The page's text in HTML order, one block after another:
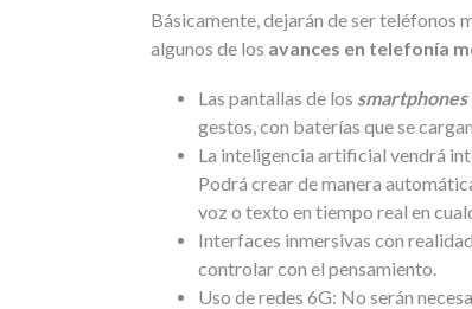
Básicamente, dejarán de ser teléfonos
algunos de los avances en telefonía
Las pantallas de los smartphones
gestos, con baterías que se
La inteligencia artificial vendrá
Podrá crear de manera
voz o texto en tiempo real en
Interfaces inmersivas con
controlar con el pensamiento.
Uso de redes 6G: No serán